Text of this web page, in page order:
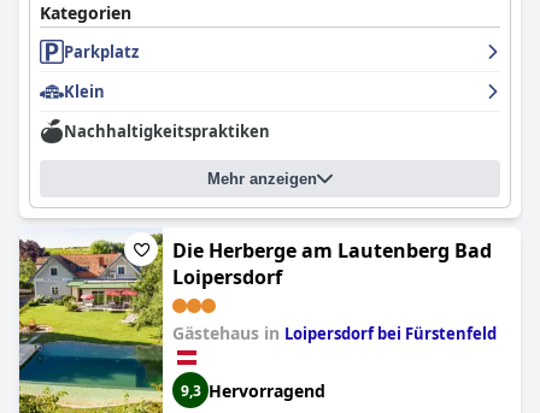
Kategorien
Parkplatz
Klein
Nachhaltigkeitspraktiken
Mehr anzeigen
Die Herberge am Lautenberg Bad
Loipersdorf
Gästehaus in Loipersdorf bei Fürstenfeld
9,3 Hervorragend